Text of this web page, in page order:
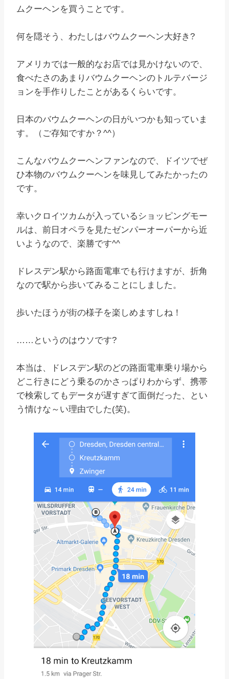
ムクーヘンを買うことです。
何を隠そう、わたしはバウムクーヘン大好き?
アメリカでは一般的なお店では見かけないので、
食べたさのあまりバウムクーヘンのトルテバージ
ョンを手作りしたことがあるくらいです。
日本のバウムクーヘンの日がいつかも知っていま
す。（ご存知ですか？^^）
こんなバウムクーヘンファンなので、ドイツでぜ
ひ本物のバウムクーヘンを味見してみたかったの
です。
幸いクロイツカムが入っているショッピングモー
ルは、前日オペラを見たゼンパーオーパーから近
いようなので、楽勝です^^
ドレスデン駅から路面電車でも行けますが、折角
なので駅から歩いてみることにしました。
歩いたほうが街の様子を楽しめますしね！
……というのはウソです?
本当は、ドレスデン駅のどの路面電車乗り場から
どこ行きにどう乗るのかさっぱりわからず、携帯
で検索してもデータが遅すぎて面倒だった、とい
う情けな～い理由でした(笑)。